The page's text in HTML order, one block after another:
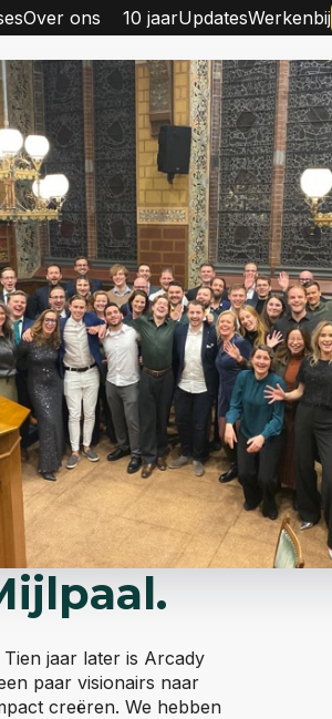
Over ons 10 jaarUpdatesWerkenbij
jaar later is Arcady
paar visionairs naar
creëren. We hebben